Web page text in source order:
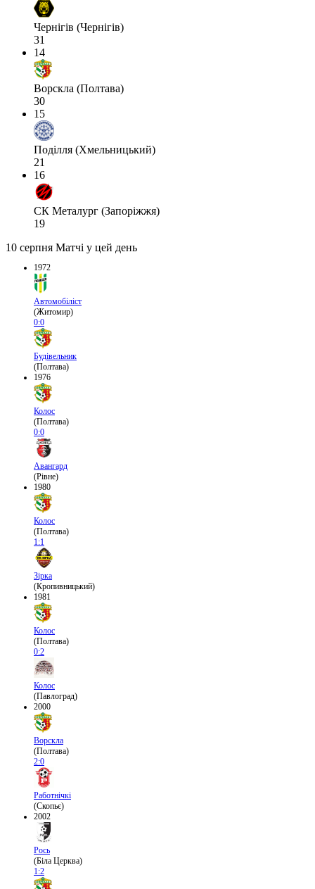
Чернігів (Чернігів)
31
14
Ворскла (Полтава)
30
15
Поділля (Хмельницький)
21
16
СК Металург (Запоріжжя)
19
10 серпня Матчі у цей день
1972
Автомобіліст
(Житомир)
0:0
Будівельник
(Полтава)
1976
Колос
(Полтава)
0:0
Авангард
(Рівне)
1980
Колос
(Полтава)
1:1
Зірка
(Кропивницький)
1981
Колос
(Полтава)
0:2
Колос
(Павлоград)
2000
Ворскла
(Полтава)
2:0
Работнічкі
(Скопьє)
2002
Рось
(Біла Церква)
1:2